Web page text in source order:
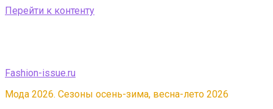
Перейти к контенту
Fashion-issue.ru
Мода 2026. Сезоны осень-зима, весна-лето 2026